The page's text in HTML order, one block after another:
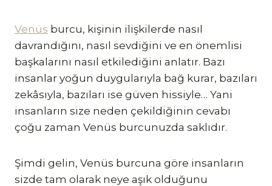
Venüs burcu, kişinin ilişkilerde nasıl
davrandığını, nasıl sevdiğini ve en önemlisi
başkalarını nasıl etkilediğini anlatır. Bazı
insanlar yoğun duygularıyla bağ kurar, bazıları
zekâsıyla, bazıları ise güven hissiyle… Yani
insanların size neden çekildiğinin cevabı
çoğu zaman Venüs burcunuzda saklıdır.
Şimdi gelin, Venüs burcuna göre insanların
sizde tam olarak neye aşık olduğunu